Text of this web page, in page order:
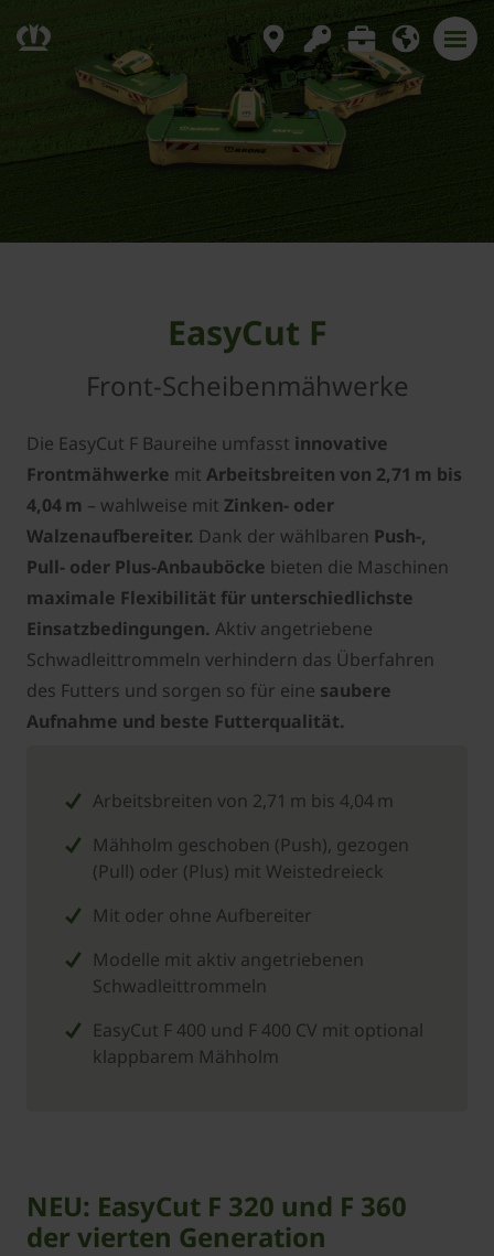
EasyCut F
Front-Scheibenmähwerke
Die EasyCut F Baureihe umfasst innovative
Frontmähwerke mit Arbeitsbreiten von 2,71 m bis
4,04 m – wahlweise mit Zinken- oder
Walzenaufbereiter. Dank der wählbaren Push-,
Pull- oder Plus-Anbauböcke bieten die Maschinen
maximale Flexibilität für unterschiedlichste
Einsatzbedingungen. Aktiv angetriebene
Schwadleittrommeln verhindern das Überfahren
des Futters und sorgen so für eine saubere
Aufnahme und beste Futterqualität.
Arbeitsbreiten von 2,71 m bis 4,04 m
Mähholm geschoben (Push), gezogen
(Pull) oder (Plus) mit Weistedreieck
Mit oder ohne Aufbereiter
Modelle mit aktiv angetriebenen
Schwadleittrommeln
EasyCut F 400 und F 400 CV mit optional
klappbarem Mähholm
NEU: EasyCut F 320 und F 360
der vierten Generation